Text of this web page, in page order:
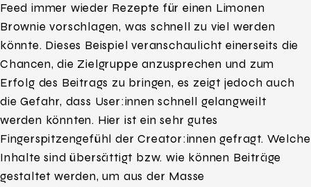
Feed immer wieder Rezepte für einen Limonen
Brownie vorschlagen, was schnell zu viel werden
könnte. Dieses Beispiel veranschaulicht einerseits die
Chancen, die Zielgruppe anzusprechen und zum
Erfolg des Beitrags zu bringen, es zeigt jedoch auch
die Gefahr, dass User:innen schnell gelangweilt
werden könnten. Hier ist ein sehr gutes
Fingerspitzengefühl der Creator:innen gefragt. Welche
Inhalte sind übersättigt bzw. wie können Beiträge
gestaltet werden, um aus der Masse